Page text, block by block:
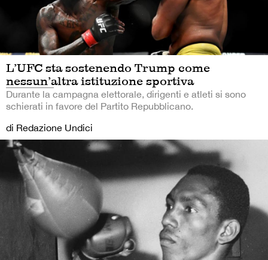
L’UFC sta sostenendo Trump come
nessun’altra istituzione sportiva
Durante la campagna elettorale, dirigenti e atleti si sono
schierati in favore del Partito Repubblicano.
di Redazione Undici